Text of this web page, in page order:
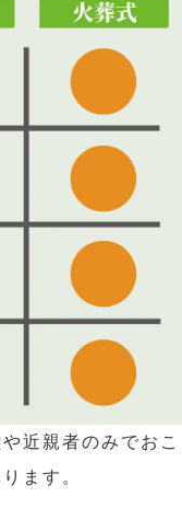
近親者のみでおこ
ます。